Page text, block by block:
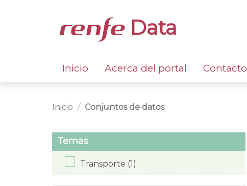
Data
Inicio Acerca del portal Contacto
Inicio Conjuntos de datos
Temas
Transporte (1)